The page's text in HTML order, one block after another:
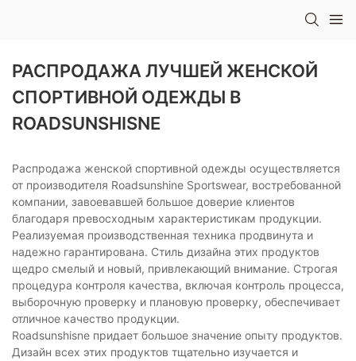
РАСПРОДАЖА ЛУЧШЕЙ ЖЕНСКОЙ
СПОРТИВНОЙ ОДЕЖДЫ В
ROADSUNSHISNE
Распродажа женской спортивной одежды осуществляется
от производителя Roadsunshine Sportswear, востребованной
компании, завоевавшей большое доверие клиентов
благодаря превосходным характеристикам продукции.
Реализуемая производственная техника продвинута и
надежно гарантирована. Стиль дизайна этих продуктов
щедро смелый и новый, привлекающий внимание. Строгая
процедура контроля качества, включая контроль процесса,
выборочную проверку и плановую проверку, обеспечивает
отличное качество продукции.
Roadsunshisne придает большое значение опыту продуктов.
Дизайн всех этих продуктов тщательно изучается и